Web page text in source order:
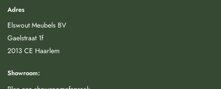
Adres
Elswout Meubels BV
Gaelstraat 1f
2013 CE Haarlem
Showroom: